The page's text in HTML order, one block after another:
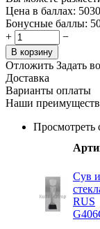
Цена в баллах:
Бонусные баллы:
+
−
В корзину
Отложить Задать
Доставка
Варианты оплаты
Наши
Просмотреть
Сув
RUS